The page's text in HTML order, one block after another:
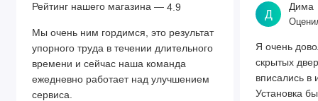
Рейтинг нашего магазина — 4.9
Мы очень ним гордимся, это результат
упорного труда в течении длительного
времени и сейчас наша команда
ежедневно работает над улучшением
сервиса.
Д
Дима
Я очень
скрытых
вписались в
Установка